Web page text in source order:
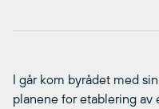
I går kom byrådet med
planene for etablering av